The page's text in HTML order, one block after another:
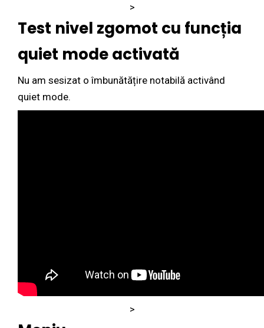
>
Test nivel zgomot cu funcția
quiet mode activată
Nu am sesizat o îmbunătățire notabilă activând
quiet mode.
>